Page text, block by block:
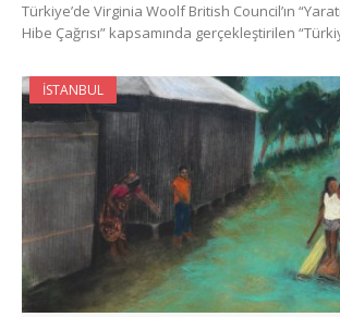
Türkiye’de Virginia Woolf British Council’ın
Hibe Çağrısı” kapsamında gerçekleştirilen
İSTANBUL